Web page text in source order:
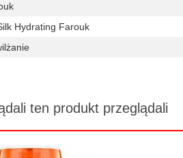
Hydrating Farouk
ten produkt przeglądali